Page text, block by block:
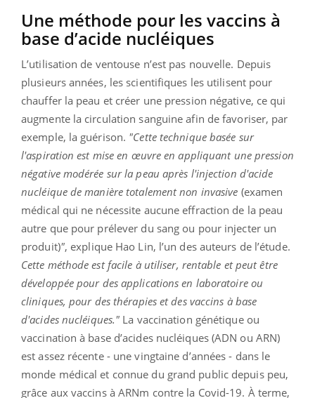
Une méthode pour les vaccins à
base d’acide nucléiques
L’utilisation de ventouse n’est pas nouvelle. Depuis
plusieurs années, les scientifiques les utilisent pour
chauffer la peau et créer une pression négative, ce qui
augmente la circulation sanguine afin de favoriser, par
exemple, la guérison. "Cette technique basée sur
l'aspiration est mise en œuvre en appliquant une pression
négative modérée sur la peau après l'injection d'acide
nucléique de manière totalement non invasive (examen
médical qui ne nécessite aucune effraction de la peau
autre que pour prélever du sang ou pour injecter un
produit)", explique Hao Lin, l’un des auteurs de l’étude.
Cette méthode est facile à utiliser, rentable et peut être
développée pour des applications en laboratoire ou
cliniques, pour des thérapies et des vaccins à base
d'acides nucléiques." La vaccination génétique ou
vaccination à base d’acides nucléiques (ADN ou ARN)
est assez récente - une vingtaine d’années - dans le
monde médical et connue du grand public depuis peu,
grâce aux vaccins à ARNm contre la Covid-19. À terme,